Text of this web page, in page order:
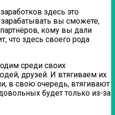
здесь это
зарабатывать вы сможете,
кому вы дали
что здесь своего рода
среди своих
друзей. И втягиваем их
в свою очередь, втягивают
будет только из-за